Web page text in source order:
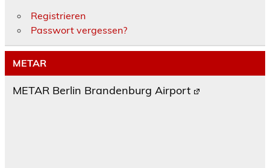
Registrieren
Passwort vergessen?
METAR
METAR Berlin Brandenburg Airport